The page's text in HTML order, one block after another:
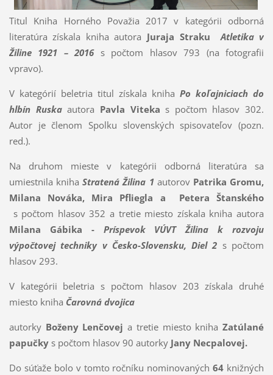
Titul Kniha Horného Považia 2017 v kategórii odborná
literatúra získala kniha autora Juraja StrakuAtletika v
Žiline 1921 – 2016 s počtom hlasov 793 (na fotografii
vpravo).
V kategórií beletria titul získala knihaPo koľajniciach do
hlbín Ruskaautora Pavla Viteka s počtom hlasov 302.
Autor je členom Spolku slovenských spisovateľov (pozn.
red.).
Na druhom mieste v kategórii odborná literatúra sa
umiestnila knihaStratená Žilina 1 autorovPatrika Gromu,
Milana Nováka, Mira Pfliegla a Petera Štanského
s počtom hlasov 352 a tretie miesto získala kniha autora
Milana Gábika - Príspevok VÚVT Žilina k rozvoju
výpočtovej techniky v Česko-Slovensku, Diel 2 s počtom
hlasov 293.
V kategórii beletria s počtom hlasov 203 získala druhé
miesto kniha Čarovná dvojica
autorky Boženy Lenčovej a tretie miesto knihaZatúlané
papučky s počtom hlasov 90 autorky Jany Necpalovej.
Do súťaže bolo v tomto ročníku nominovaných64 knižných